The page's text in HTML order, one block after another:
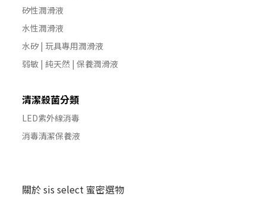
矽性潤滑液
水性潤滑液
水矽 | 玩具專用潤滑液
弱敏 | 純天然 | 保養潤滑液
清潔殺菌分類
LED紫外線消毒
消毒清潔保養液
關於 sis select 蜜密選物